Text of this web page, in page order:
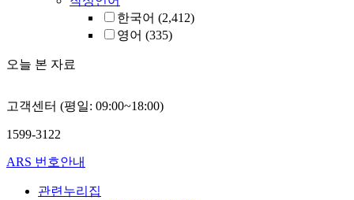
한국어 (2,412)
영어 (335)
오늘 본 자료
고객센터 (평일: 09:00~18:00)
1599-3122
ARS 번호안내
관련누리집